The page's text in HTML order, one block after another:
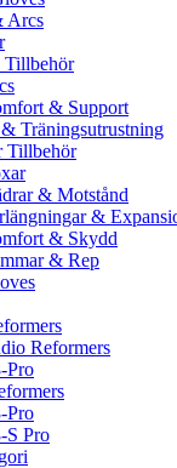
Arcs
& Support
Träningsutrustning
Tillbehör
& Motstånd
&
& Skydd
& Rep
Reformers
Pro
Pro
S Pro